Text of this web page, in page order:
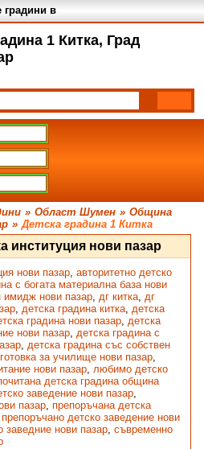
1 Китка, Град
градини в
» Област Шумен » Община
» Детска градина 1 Китка
институция нови пазар
нови пазар, авторитетно детско
с богата материална база нови
имидж нови пазар, дг китка, дг
, детска градина китка, детска
градина нови пазар, детска
нови пазар, детска градина с
, детска градина със собствен
за училище нови пазар,
нови пазар, любимо детско
детска градина община
заведение нови пазар,
пазар, препоръчана детска
препоръчано детско заведение нови
заведние нови пазар, съвременно